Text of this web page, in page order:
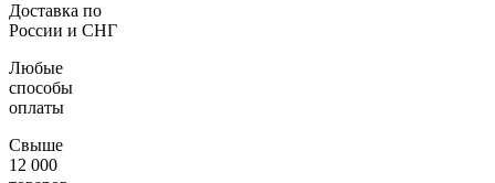
Доставка по
России и СНГ
Любые
способы
оплаты
Свыше
12 000